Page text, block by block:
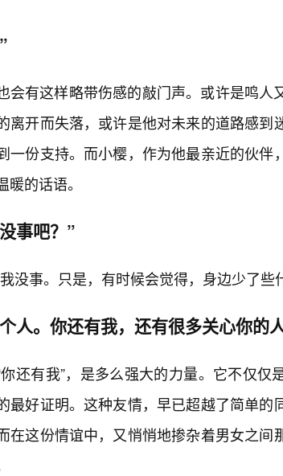
会有这样略带伤感的敲门声。或许是鸣人
离开而失落，或许是他对未来的道路感到
一份支持。而小樱，作为他最亲近的伙伴
暖的话语。
事吧？”
没事。只是，有时候会觉得，身边少了些
人。你还有我，还有很多关心你的
还有我”，是多么强大的力量。它不仅仅
最好证明。这种友情，早已超越了简单的
在这份情谊中，又悄悄地掺杂着男女之间